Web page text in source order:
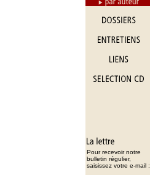
Pour recevoir notre
bulletin régulier,
saisissez votre e-mail :